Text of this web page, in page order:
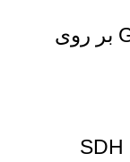
23- پیاده سازی کد کننده G.728 بر روی